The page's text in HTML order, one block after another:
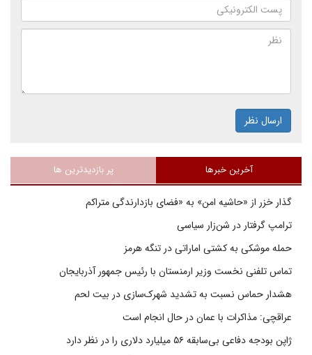
ارسال نظر
آخرین خبرها پر بازدیدترین ها
گذار خزر از «حاشیه امن» به «فضای بازدارندگی متراکم
ترامپ گرفتار در شن‌زار سیاسی
حمله موشکی به کشتی اماراتی در تنگه هرمز
تماس تلفنی نخست وزیر ارمنستان با رئیس جمهور آذربایجان
هشدار حماس نسبت به تشدید شهرک‌سازی در بیت‌ لحم
عراقچی: مذاکرات با عمان در حال انجام است
ژاپن بودجه دفاعی بی‌سابقه ۵۶ میلیارد دلاری را در نظر دارد